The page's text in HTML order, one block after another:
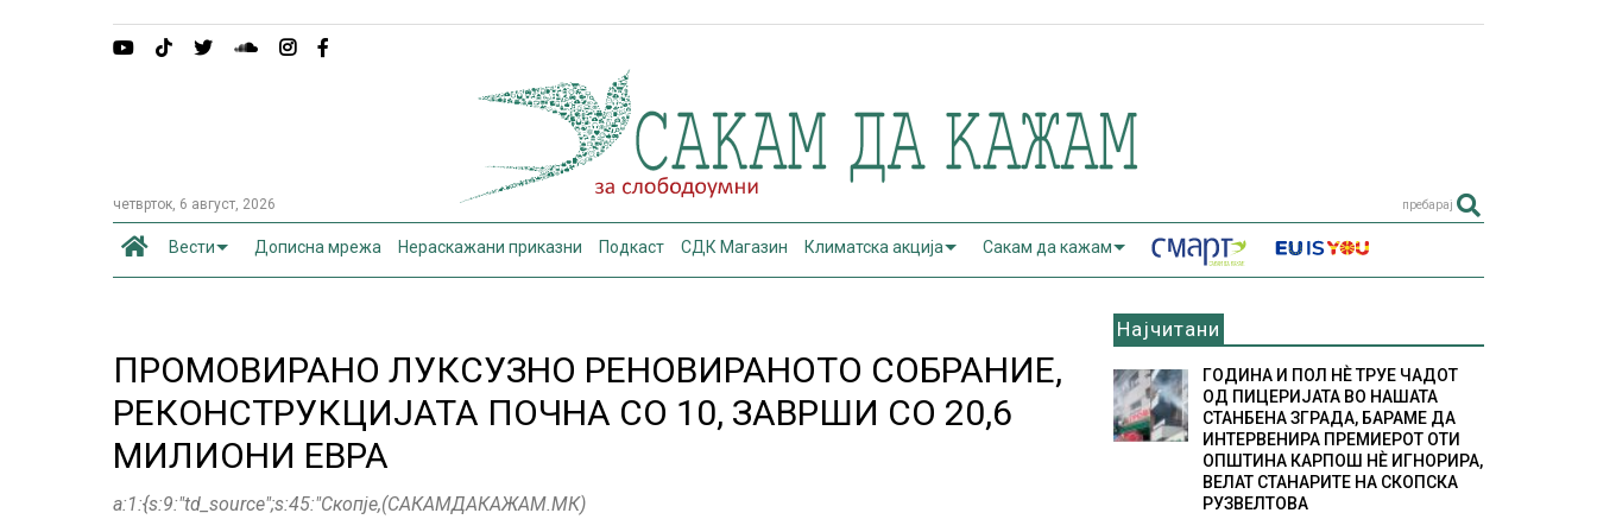
четврток, 6 август, 2026 пребарај
Вести Дописна мрежа Нераскажани приказни Подкаст СДК Магазин Климатска акција Сакам да кажам
ПРОМОВИРАНО ЛУКСУЗНО РЕНОВИРАНОТО СОБРАНИЕ,
РЕКОНСТРУКЦИЈАТА ПОЧНА СО 10, ЗАВРШИ СО 20,6
МИЛИОНИ ЕВРА
a:1:{s:9:"td_source";s:45:"Скопје,(САКАМДАКАЖАМ.МК)
Најчитани
ГОДИНА И ПОЛ НÈ ТРУЕ ЧАДОТ
ОД ПИЦЕРИЈАТА ВО НАШАТА
СТАНБЕНА ЗГРАДА, БАРАМЕ ДА
ИНТЕРВЕНИРА ПРЕМИЕРОТ ОТИ
ОПШТИНА КАРПОШ НÈ ИГНОРИРА,
ВЕЛАТ СТАНАРИТЕ НА СКОПСКА
РУЗВЕЛТОВА